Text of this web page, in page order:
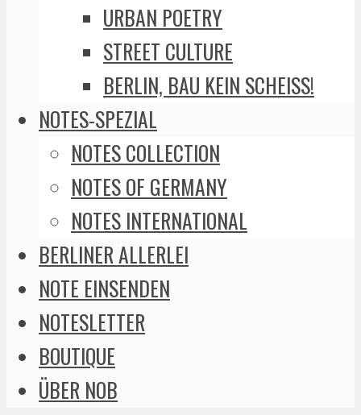
URBAN POETRY
STREET CULTURE
BERLIN, BAU KEIN SCHEISS!
NOTES-SPEZIAL
NOTES COLLECTION
NOTES OF GERMANY
NOTES INTERNATIONAL
BERLINER ALLERLEI
NOTE EINSENDEN
NOTESLETTER
BOUTIQUE
ÜBER NOB